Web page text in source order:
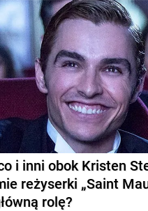
i inni obok Kristen
reżyserki „Saint
rolę?